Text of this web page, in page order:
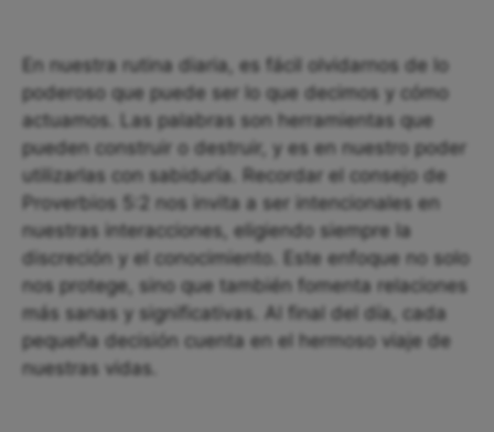
En nuestra rutina diaria, es fácil olvidarnos de lo
poderoso que puede ser lo que decimos y cómo
actuamos. Las palabras son herramientas que
pueden construir o destruir, y es en nuestro poder
utilizarlas con sabiduría. Recordar el consejo de
Proverbios 5:2 nos invita a ser intencionales en
nuestras interacciones, eligiendo siempre la
discreción y el conocimiento. Este enfoque no solo
nos protege, sino que también fomenta relaciones
más sanas y significativas. Al final del día, cada
pequeña decisión cuenta en el hermoso viaje de
nuestras vidas.